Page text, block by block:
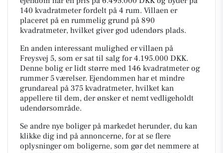
140 kvadratmeter fordelt på 4 rum. Villaen er
placeret på en rummelig grund på 890
kvadratmeter, hvilket giver god udendørs plads.
En anden interessant mulighed er villaen på
Freysvej 5, som er sat til salg for 4.195.000 DKK.
Denne bolig er lidt større med 146 kvadratmeter og
rummer 5 værelser. Ejendommen har et mindre
grundareal på 375 kvadratmeter, hvilket kan
appellere til dem, der ønsker et nemt vedligeholdt
udendørsområde.
Se andre nye boliger på markedet herunder, du kan
klikke dig ind på annoncerne, for at se flere
oplysninger om boligerne, som gør det nemmere at